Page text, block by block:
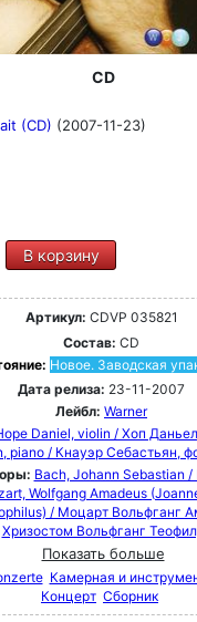
CD
(CD) (2007-11-23)
В корзину
Артикул: CDVP 035821
Состав: CD
Новое. Заводская
Дата релиза: 23-11-2007
Лейбл: Warner
Daniel, violin / Хоп
piano / Кнауэр Себастьян,
Bach, Johann Sebastian /
Wolfgang Amadeus
/ Моцарт Вольфганг
Хризостом Вольфганг
Показать больше
Камерная и
Концерт Сборник